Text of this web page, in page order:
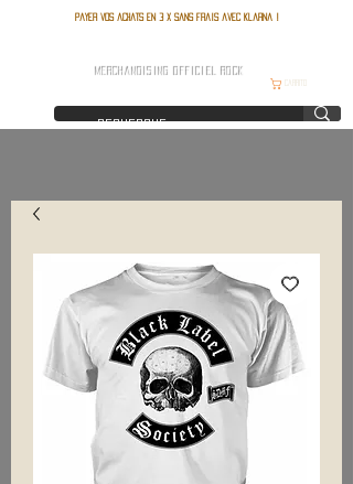
Payer vos achats en 3 x sans frais avec Klarna !
MERCHANDISING OFFICIEL ROCK